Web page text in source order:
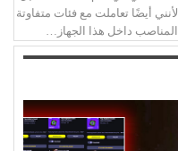
لأنني أيضًا تعاملت مع فئات متفاوتة
المناصب داخل هذا الجهاز…